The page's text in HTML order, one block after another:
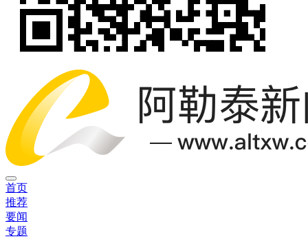
首页
推荐
要闻
专题